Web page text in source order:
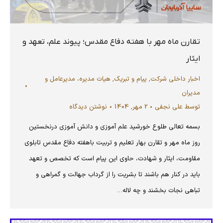
تقارن ماه مهر با هفته دفاع مقدس؛ پیوند علم، تعهد و
ایثار
اخبار داخلی شرکت, پیام و تبریک, هیات مدیره، مدیرعامل و
مدیران
توسط علی نجفی 2 مهر, 1404
نوشتن دیدگاه
بسمه تعالی طلوع خورشید علم آموزی و دانش آموزی درنخستین
روز ماه مهر و تقارن بهار تعلیم و تربیت باهفته دفاع مقدس تابلوی
مقاومت، ایثار و شهادت، حاوی این پیام است که تخصص و تعهد
باید در کنار هم باشند تا بشریت را از گرداب جهالت و گمراهی و
تباهی نجات بخشند و چه لاله…